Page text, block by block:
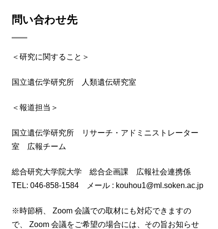
問い合わせ先
＜研究に関すること＞
国立遺伝学研究所 人類遺伝研究室
＜報道担当＞
国立遺伝学研究所 リサーチ・アドミニストレーター
室 広報チーム
総合研究大学院大学 総合企画課 広報社会連携係
TEL: 046-858-1584 メール : kouhou1@ml.soken.ac.jp
※時節柄、 Zoom 会議での取材にも対応できますの
で、 Zoom 会議をご希望の場合には、その旨お知らせ